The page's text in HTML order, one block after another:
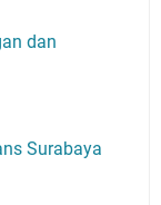
dan
Surabaya